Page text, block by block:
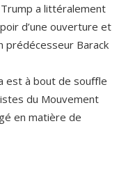
a littéralement
d’une ouverture et
prédécesseur Barack
est à bout de souﬄe
du Mouvement
en matière de